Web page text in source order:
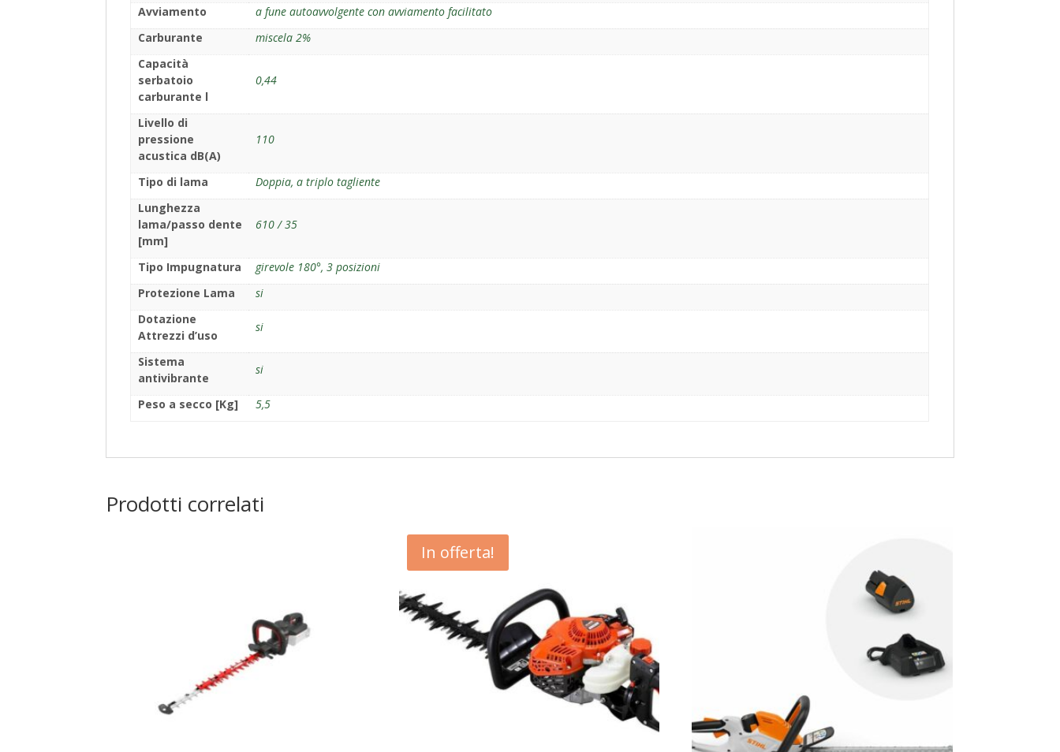
Avviamento
a fune autoavvolgente con avviamento facilitato
Carburante
miscela 2%
Capacità
serbatoio
carburante l
0,44
Livello di
pressione
acustica dB(A)
110
Tipo di lama
Doppia, a triplo tagliente
Lunghezza
lama/passo dente
[mm]
610 / 35
Tipo Impugnatura
girevole 180°, 3 posizioni
Protezione Lama
si
Dotazione
Attrezzi d’uso
si
Sistema
antivibrante
si
Peso a secco [Kg] 5,5
Prodotti correlati
In offerta!